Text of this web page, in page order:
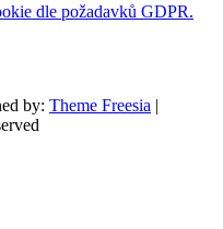
dle požadavků GDPR.
by: Theme Freesia |